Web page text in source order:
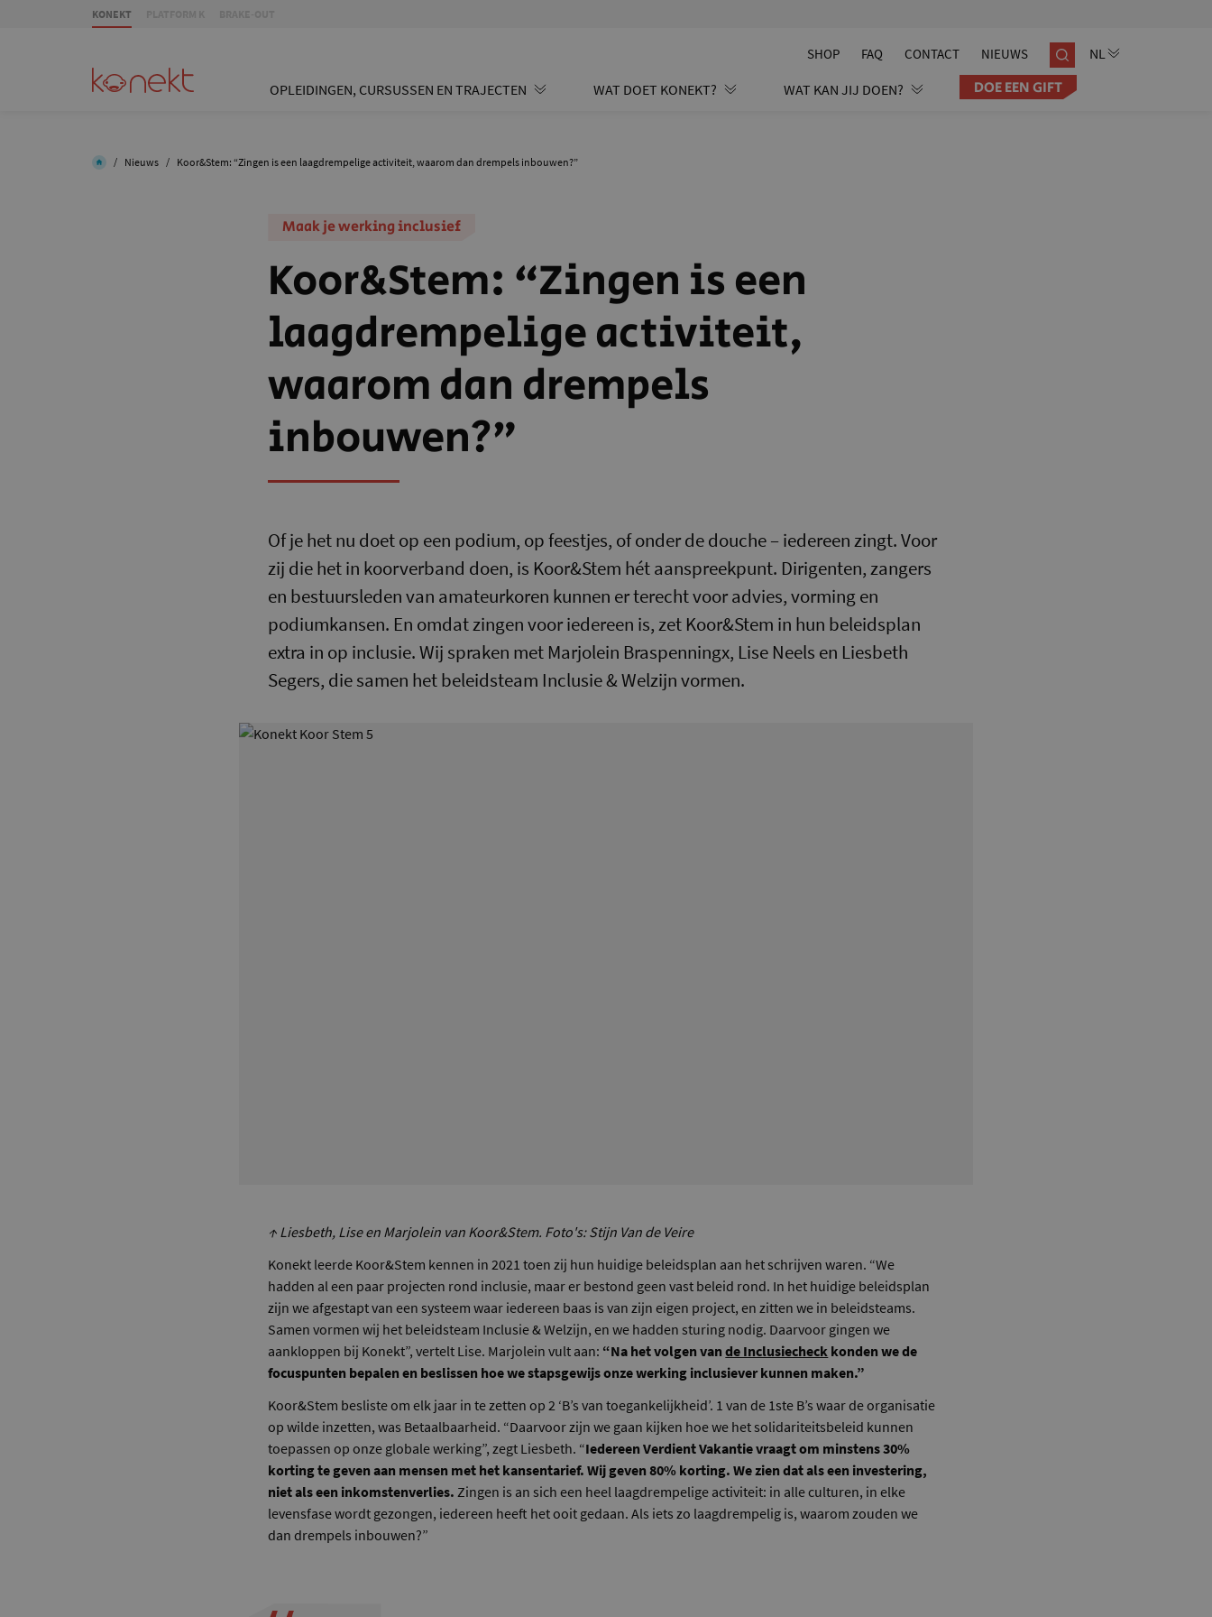
KONEKT
SHOP FAQ CONTACT NIEUWS
OPLEIDINGEN, CURSUSSEN EN TRAJECTEN WAT DOET KONEKT? WAT KAN JIJ DOEN? DOE EEN GIFT
/ Nieuws / Koor&Stem: “Zingen is een laagdrempelige activiteit, waarom dan drempels inbouwen?”
Maak je werking inclusief
Koor&Stem: “Zingen is een
laagdrempelige activiteit,
waarom dan drempels
inbouwen?”
Of je het nu doet op een podium, op feestjes, of onder de douche – iedereen zingt. Voor
zij die het in koorverband doen, is Koor&Stem hét aanspreekpunt. Dirigenten, zangers
en bestuursleden van amateurkoren kunnen er terecht voor advies, vorming en
podiumkansen. En omdat zingen voor iedereen is, zet Koor&Stem in hun beleidsplan
extra in op inclusie. Wij spraken met Marjolein Braspenningx, Lise Neels en Liesbeth
Segers, die samen het beleidsteam Inclusie & Welzijn vormen.
↑ Liesbeth, Lise en Marjolein van Koor&Stem. Foto's: Stijn Van de Veire
Konekt leerde Koor&Stem kennen in 2021 toen zij hun huidige beleidsplan aan het schrijven waren. “We
hadden al een paar projecten rond inclusie, maar er bestond geen vast beleid rond. In het huidige beleidsplan
zijn we afgestapt van een systeem waar iedereen baas is van zijn eigen project, en zitten we in beleidsteams.
Samen vormen wij het beleidsteam Inclusie & Welzijn, en we hadden sturing nodig. Daarvoor gingen we
aankloppen bij Konekt”, vertelt Lise. Marjolein vult aan: “Na het volgen vande Inclusiecheck konden we de
focuspunten bepalen en beslissen hoe we stapsgewijs onze werking inclusiever kunnen maken.”
Koor&Stem besliste om elk jaar in te zetten op 2 ‘B’s van toegankelijkheid’. 1 van de 1ste B’s waar de organisatie
op wilde inzetten, was Betaalbaarheid. “Daarvoor zijn we gaan kijken hoe we het solidariteitsbeleid kunnen
toepassen op onze globale werking”, zegt Liesbeth. “Iedereen Verdient Vakantie vraagt om minstens 30%
korting te geven aan mensen met het kansentarief. Wij geven 80% korting. We zien dat als een investering,
niet als een inkomstenverlies. Zingen is an sich een heel laagdrempelige activiteit: in alle culturen, in elke
levensfase wordt gezongen, iedereen heeft het ooit gedaan. Als iets zo laagdrempelig is, waarom zouden we
dan drempels inbouwen?”